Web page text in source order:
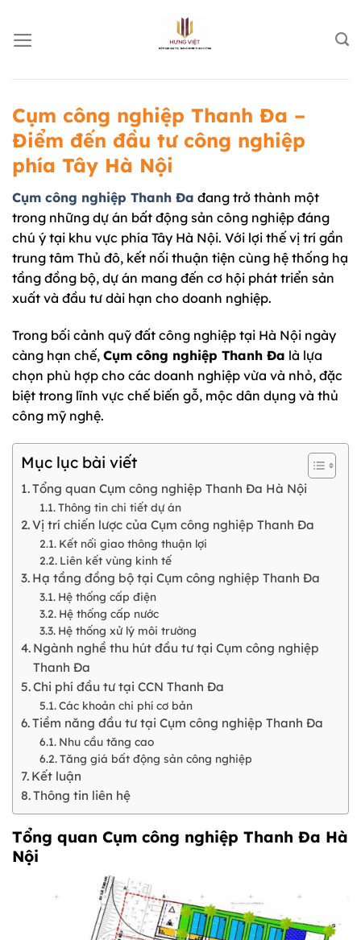
đến
nội
Cụm công nghiệp Thanh Đa –
Điểm đến đầu tư công nghiệp
phía Tây Hà Nội
Cụm công nghiệp Thanh Đa đang trở thành một
trong những dự án bất động sản công nghiệp đáng
chú ý tại khu vực phía Tây Hà Nội. Với lợi thế vị trí gần
trung tâm Thủ đô, kết nối thuận tiện cùng hệ thống hạ
tầng đồng bộ, dự án mang đến cơ hội phát triển sản
xuất và đầu tư dài hạn cho doanh nghiệp.
Trong bối cảnh quỹ đất công nghiệp tại Hà Nội ngày
càng hạn chế, Cụm công nghiệp Thanh Đa là lựa
chọn phù hợp cho các doanh nghiệp vừa và nhỏ, đặc
biệt trong lĩnh vực chế biến gỗ, mộc dân dụng và thủ
công mỹ nghệ.
Mục lục bài viết
Tổng quan Cụm công nghiệp Thanh Đa Hà Nội
Thông tin chi tiết dự án
Vị trí chiến lược của Cụm công nghiệp Thanh Đa
Kết nối giao thông thuận lợi
Liên kết vùng kinh tế
Hạ tầng đồng bộ tại Cụm công nghiệp Thanh Đa
Hệ thống cấp điện
Hệ thống cấp nước
Hệ thống xử lý môi trường
Ngành nghề thu hút đầu tư tại Cụm công nghiệp
Thanh Đa
Chi phí đầu tư tại CCN Thanh Đa
Các khoản chi phí cơ bản
Tiềm năng đầu tư tại Cụm công nghiệp Thanh Đa
Nhu cầu tăng cao
Tăng giá bất động sản công nghiệp
Kết luận
Thông tin liên hệ
Tổng quan Cụm công nghiệp Thanh Đa Hà
Nội